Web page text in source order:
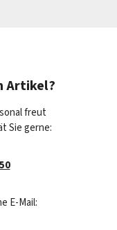
Artikel?
freut
Sie gerne:
E-Mail: